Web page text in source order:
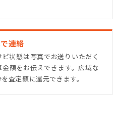
連絡
状態は写真でお送りいただく
額をお伝えできます。広域な
査定額に還元できます。